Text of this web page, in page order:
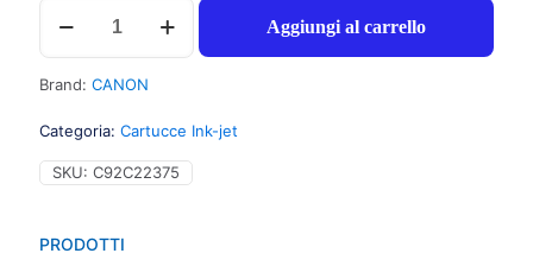
PRODOTTI
Canon
CLI571GYXL
cartuccia
inchiostro
grigio
PIXMA
MG
7700
-
Aggiungi al carrello
Brand: CANON
Categoria: Cartucce Ink-jet
SKU: C92C22375